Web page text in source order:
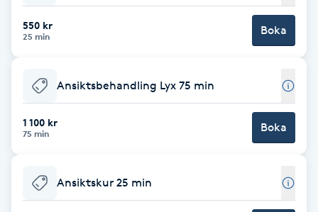
Barber
BIAB
Blowout
550 kr
25 min Boka
Ansiktsbehandling Lyx 75 min
1 100 kr
75 min Boka
Ansiktskur 25 min